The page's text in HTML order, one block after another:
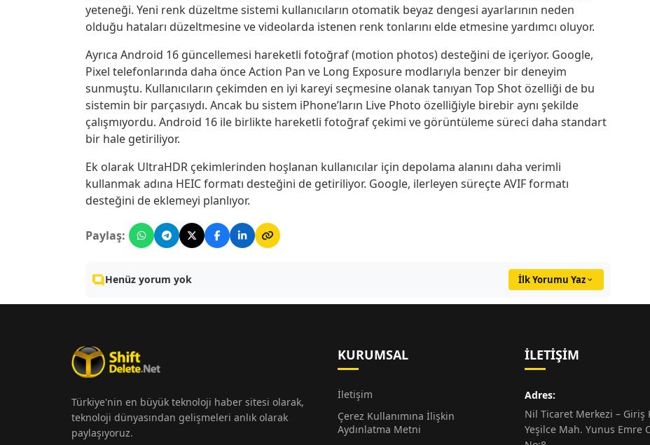
yeteneği. Yeni renk düzeltme sistemi kullanıcıların otomatik beyaz dengesi ayarlarının neden
olduğu hataları düzeltmesine ve videolarda istenen renk tonlarını elde etmesine yardımcı oluyor.
Ayrıca Android 16 güncellemesi hareketli fotoğraf (motion photos) desteğini de içeriyor. Google,
Pixel telefonlarında daha önce Action Pan ve Long Exposure modlarıyla benzer bir deneyim
sunmuştu. Kullanıcıların çekimden en iyi kareyi seçmesine olanak tanıyan Top Shot özelliği de bu
sistemin bir parçasıydı. Ancak bu sistem iPhone’ların Live Photo özelliğiyle birebir aynı şekilde
çalışmıyordu. Android 16 ile birlikte hareketli fotoğraf çekimi ve görüntüleme süreci daha standart
bir hale getiriliyor.
Ek olarak UltraHDR çekimlerinden hoşlanan kullanıcılar için depolama alanını daha verimli
kullanmak adına HEIC formatı desteğini de getiriliyor. Google, ilerleyen süreçte AVIF formatı
desteğini de eklemeyi planlıyor.
Paylaş:
Henüz yorum yok İlk Yorumu Yaz
Türkiye'nin en büyük teknoloji haber sitesi olarak,
teknoloji dünyasından gelişmeleri anlık olarak
paylaşıyoruz.
KURUMSAL
İletişim
Çerez Kullanımına İlişkin
Aydınlatma Metni
İLETIŞIM
Adres:
Nil Ticaret Merkezi – Giriş
Yeşilce Mah. Yunus Emre